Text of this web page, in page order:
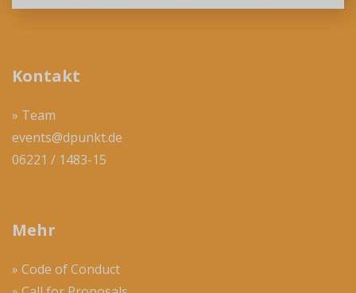
Kontakt
» Team
events@dpunkt.de
06221 / 1483-15
Mehr
» Code of Conduct